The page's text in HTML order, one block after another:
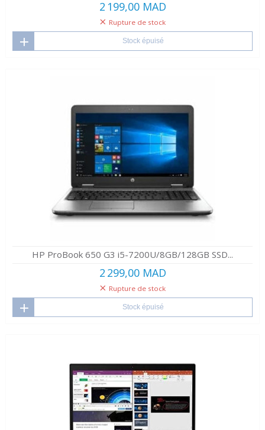
2 199,00 MAD
Rupture de stock
Stock épuisé
HP ProBook 650 G3 i5-7200U/8GB/128GB SSD...
2 299,00 MAD
Rupture de stock
Stock épuisé